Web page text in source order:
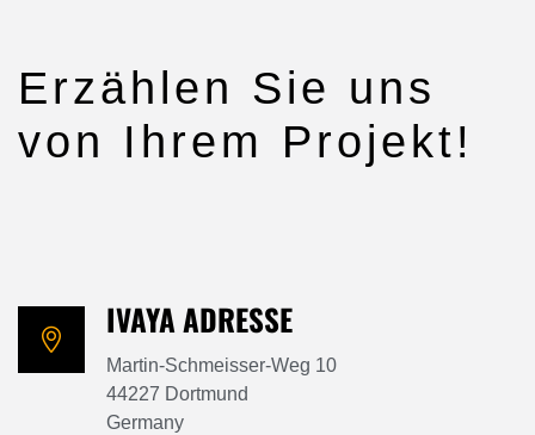
Erzählen Sie uns
von Ihrem Projekt!
IVAYA ADRESSE
Martin-Schmeisser-Weg 10
44227 Dortmund
Germany